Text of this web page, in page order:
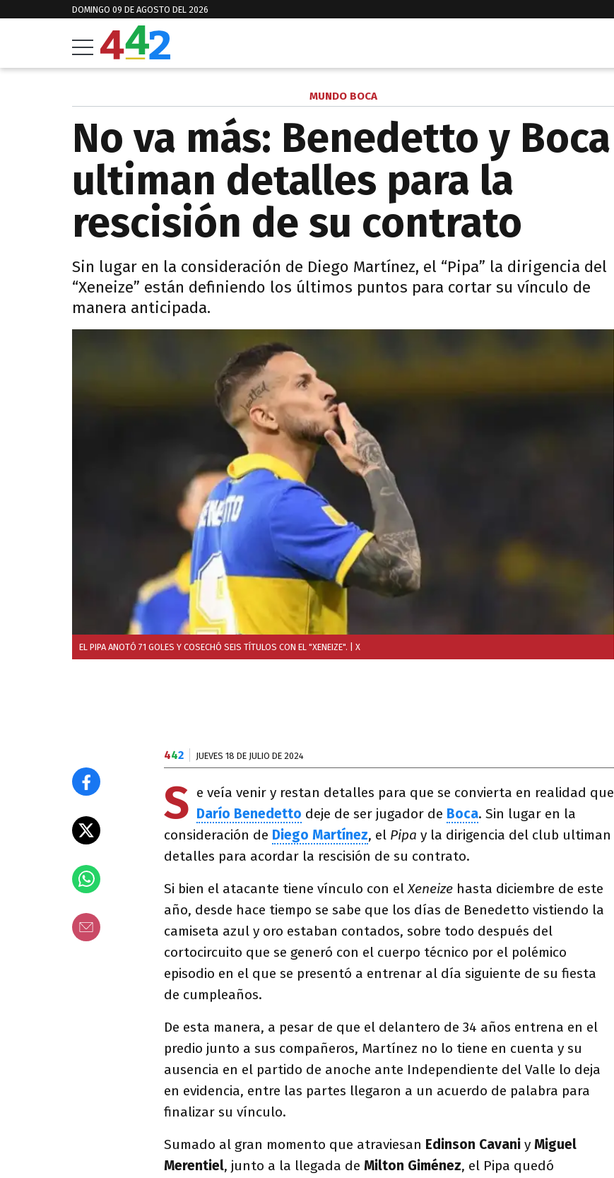
DOMINGO 09 DE AGOSTO DEL 2026
MUNDO BOCA
No va más: Benedetto y Boca
ultiman detalles para la
rescisión de su contrato
Sin lugar en la consideración de Diego Martínez, el “Pipa” la dirigencia del
“Xeneize” están definiendo los últimos puntos para cortar su vínculo de
manera anticipada.
EL PIPA ANOTÓ 71 GOLES Y COSECHÓ SEIS TÍTULOS CON EL "XENEIZE". | X
442 JUEVES 18 DE JULIO DE 2024
S e veía venir y restan detalles para que se convierta en realidad que
Darío Benedetto deje de ser jugador de Boca. Sin lugar en la
consideración de Diego Martínez, el Pipa y la dirigencia del club ultiman
detalles para acordar la rescisión de su contrato.
Si bien el atacante tiene vínculo con elXeneize hasta diciembre de este
año, desde hace tiempo se sabe que los días de Benedetto vistiendo la
camiseta azul y oro estaban contados, sobre todo después del
cortocircuito que se generó con el cuerpo técnico por el polémico
episodio en el que se presentó a entrenar al día siguiente de su fiesta
de cumpleaños.
De esta manera, a pesar de que el delantero de 34 años entrena en el
predio junto a sus compañeros, Martínez no lo tiene en cuenta y su
ausencia en el partido de anoche ante Independiente del Valle lo deja
en evidencia, entre las partes llegaron a un acuerdo de palabra para
finalizar su vínculo.
Sumado al gran momento que atraviesan Edinson Cavani y Miguel
Merentiel, junto a la llegada de Milton Giménez, el Pipa quedó